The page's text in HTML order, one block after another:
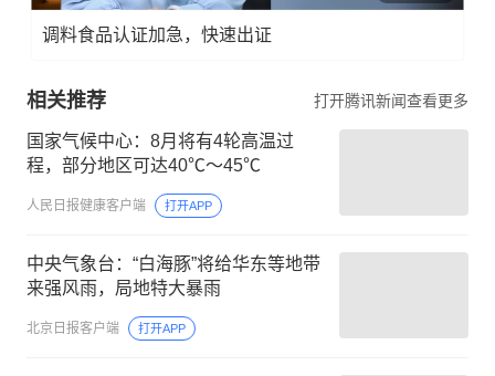
调料食品认证加急，快速出证
相关推荐 打开腾讯新闻查看更多
国家气候中心：8月将有4轮高温过
程，部分地区可达40℃～45℃
人民日报健康客户端 打开APP
中央气象台：“白海豚”将给华东等地带
来强风雨，局地特大暴雨
北京日报客户端 打开APP